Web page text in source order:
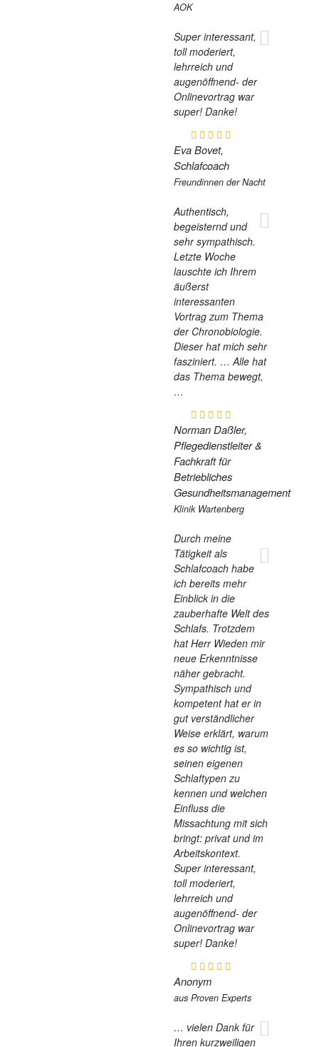
AOK
Super interessant,
toll moderiert,
lehrreich und
augenöffnend- der
Onlinevortrag war
super! Danke!
Eva Bovet,
Schlafcoach
Freundinnen der Nacht
Authentisch,
begeisternd und
sehr sympathisch.
Letzte Woche
lauschte ich Ihrem
äußerst
interessanten
Vortrag zum Thema
der Chronobiologie.
Dieser hat mich sehr
fasziniert. … Alle hat
das Thema bewegt,
…
Norman Daßler,
Pflegedienstleiter &
Fachkraft für
Betriebliches
Gesundheitsmanagement
Klinik Wartenberg
Durch meine
Tätigkeit als
Schlafcoach habe
ich bereits mehr
Einblick in die
zauberhafte Welt des
Schlafs. Trotzdem
hat Herr Wieden mir
neue Erkenntnisse
näher gebracht.
Sympathisch und
kompetent hat er in
gut verständlicher
Weise erklärt, warum
es so wichtig ist,
seinen eigenen
Schlaftypen zu
kennen und welchen
Einfluss die
Missachtung mit sich
bringt: privat und im
Arbeitskontext.
Super interessant,
toll moderiert,
lehrreich und
augenöffnend- der
Onlinevortrag war
super! Danke!
Anonym
aus Proven Experts
… vielen Dank für
Ihren kurzweiligen